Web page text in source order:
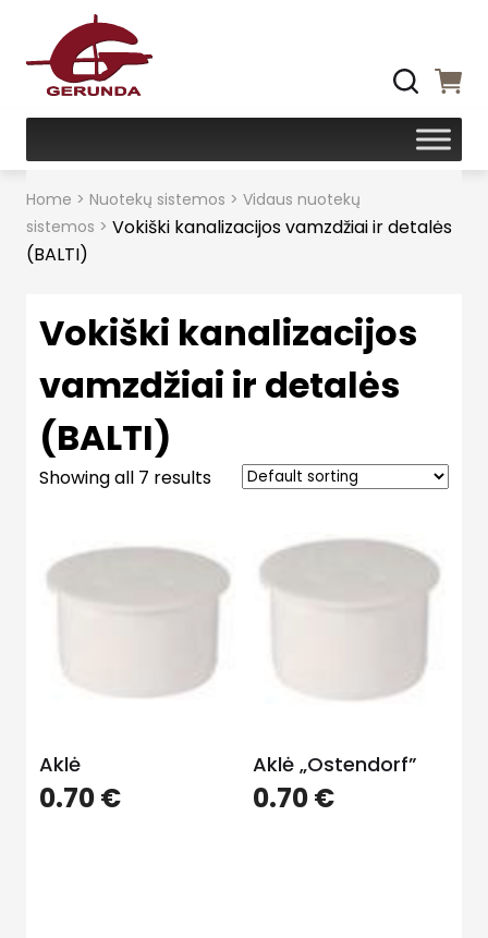
Home > Nuotekų sistemos > Vidaus nuotekų
sistemos > Vokiški kanalizacijos vamzdžiai ir detalės
(BALTI)
Vokiški kanalizacijos
vamzdžiai ir detalės
(BALTI)
Showing all 7 results
Aklė
0.70€
Aklė „Ostendorf”
0.70€